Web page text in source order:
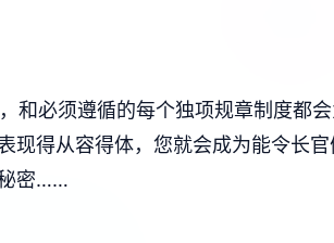
和必须遵循的每个独项规章制度都
得从容得体，您就会成为能令长
秘密……